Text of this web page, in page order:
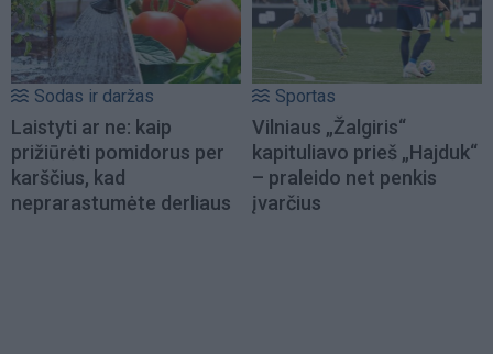
Sodas ir daržas
Laistyti ar ne: kaip
prižiūrėti pomidorus per
karščius, kad
neprarastumėte derliaus
Sportas
Vilniaus „Žalgiris“
kapituliavo prieš „Hajduk“
– praleido net penkis
įvarčius